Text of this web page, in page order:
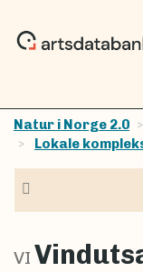
Natur i Norge 2.0
Lokale
VI